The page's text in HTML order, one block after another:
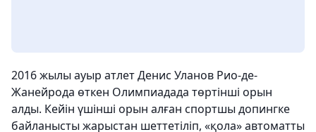
2016 жылы ауыр атлет Денис Уланов Рио-де-
Жанейрода өткен Олимпиадада төртінші орын
алды. Кейін үшінші орын алған спортшы допингке
байланысты жарыстан шеттетіліп, «қола» автоматты